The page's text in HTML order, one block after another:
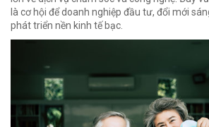
là cơ hội để doanh nghiệp đầu tư, đổi mới
phát triển nền kinh tế bạc.